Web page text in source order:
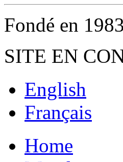
Fondé en
SITE EN
English
Français
Home